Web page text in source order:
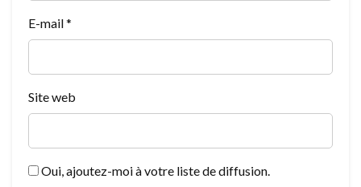
E-mail*
Site web
Oui, ajoutez-moi à votre liste de diffusion.